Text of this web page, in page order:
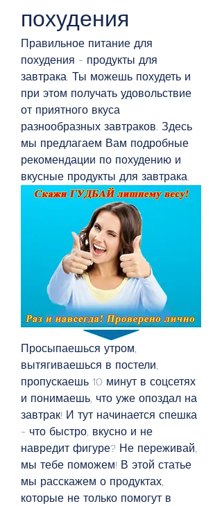
похудения
Правильное питание для
похудения - продукты для
завтрака. Ты можешь похудеть и
при этом получать удовольствие
от приятного вкуса
разнообразных завтраков. Здесь
мы предлагаем Вам подробные
рекомендации по похудению и
вкусные продукты для завтрака.
Просыпаешься утром,
вытягиваешься в постели,
пропускаешь 10 минут в соцсетях
и понимаешь, что уже опоздал на
завтрак! И тут начинается спешка
- что быстро, вкусно и не
навредит фигуре? Не переживай,
мы тебе поможем! В этой статье
мы расскажем о продуктах,
которые не только помогут в